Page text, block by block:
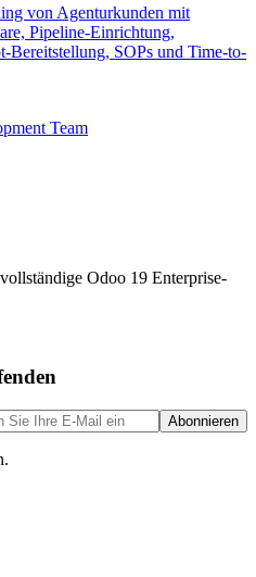
von Agenturkunden mit
Pipeline-Einrichtung,
Bereitstellung, SOPs und Time-to-
Team
Odoo 19 Enterprise-
Abonnieren